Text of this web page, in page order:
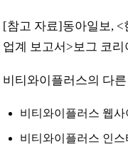
[참고 자료]동아일보, <
업계 보고서>보그 코
비티와이플러스의 다
비티와이플러스 웹사
비티와이플러스 인스